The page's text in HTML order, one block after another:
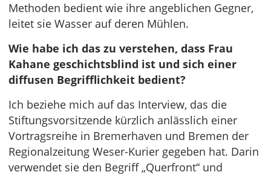
Methoden bedient wie ihre angeblichen Gegner,
leitet sie Wasser auf deren Mühlen.
Wie habe ich das zu verstehen, dass Frau
Kahane geschichtsblind ist und sich einer
diffusen Begrifflichkeit bedient?
Ich beziehe mich auf das Interview, das die
Stiftungsvorsitzende kürzlich anlässlich einer
Vortragsreihe in Bremerhaven und Bremen der
Regionalzeitung Weser-Kurier gegeben hat. Darin
verwendet sie den Begriff „Querfront“ und